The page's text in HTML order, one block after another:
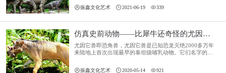
缀，在山野中成为一道亮丽的风景线，增加了游客的趣味
性。
振鑫文化艺术 2021-06-19 339
仿真史前动物——比犀牛还奇怪的尤因它兽模型
尤因它兽即恐角兽，尤因它兽是已知恐龙灭绝2000多万年
来陆地上首次出现最早的泰坦级哺乳动物。它们名字的来
振鑫文化艺术 2020-05-14 921